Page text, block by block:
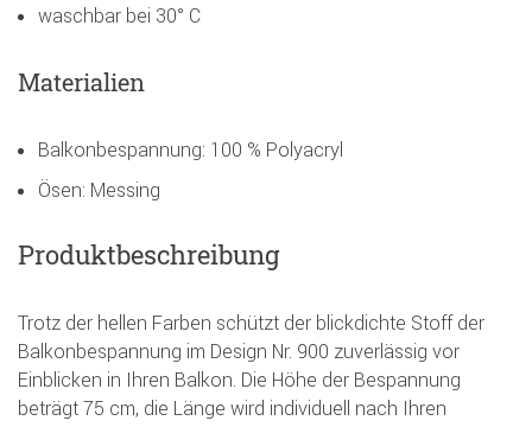
waschbar bei 30° C
Materialien
Balkonbespannung: 100 % Polyacryl
Ösen: Messing
Produktbeschreibung
Trotz der hellen Farben schützt der blickdichte Stoff der
Balkonbespannung im Design Nr. 900 zuverlässig vor
Einblicken in Ihren Balkon. Die Höhe der Bespannung
beträgt 75 cm, die Länge wird individuell nach Ihren